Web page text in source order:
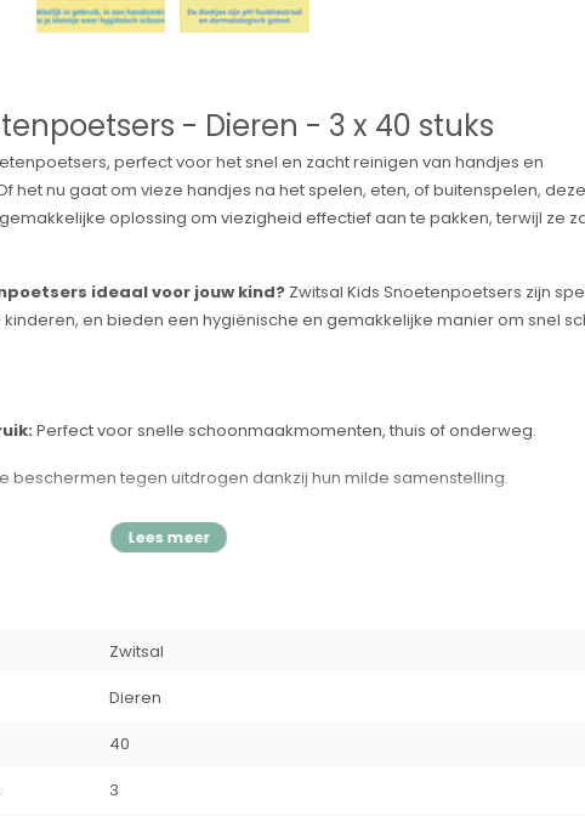
- Dieren - 3 x 40 stuks
perfect voor het snel en zacht reinigen van handjes en
het nu gaat om vieze handjes na het spelen, eten, of buitenspelen, deze
oplossing om viezigheid effectief aan te pakken, terwijl ze
ideaal voor jouw kind? Zwitsal Kids Snoetenpoetsers zijn
en bieden een hygiënische en gemakkelijke manier om snel
Perfect voor snelle schoonmaakmomenten, thuis of onderweg.
beschermen tegen uitdrogen dankzij hun milde samenstelling.
Getest:Veilig voor de gevoelige huid, zonder harde chemicaliën.
pak een doekje en veeg zachtjes de handjes en het gezicht van je
om de doekjes vochtig te houden.
Zwitsal
Dieren
40
3